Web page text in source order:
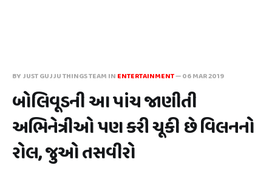
BY JUST GUJJU THINGS TEAM IN ENTERTAINMENT—06 MAR 2019
બોલિવૂડની આ પાંચ જાણીતી
અભિનેત્રીઓ પણ કરી ચૂકી છે વિલનનો
રોલ, જુઓ તસવીરો